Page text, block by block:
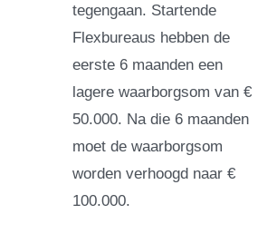
tegengaan. Startende
Flexbureaus hebben de
eerste 6 maanden een
lagere waarborgsom van €
50.000. Na die 6 maanden
moet de waarborgsom
worden verhoogd naar €
100.000.